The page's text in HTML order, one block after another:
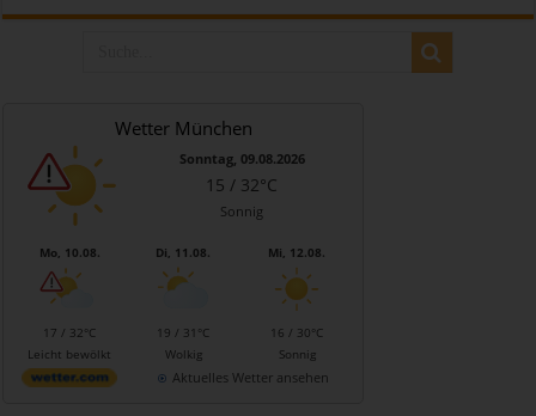
Wetter München
Sonntag, 09.08.2026
15 / 32°C
Sonnig
Mo, 10.08.
17 / 32°C
Leicht bewölkt
Di, 11.08.
19 / 31°C
Wolkig
Mi, 12.08.
16 / 30°C
Sonnig
Aktuelles Wetter ansehen